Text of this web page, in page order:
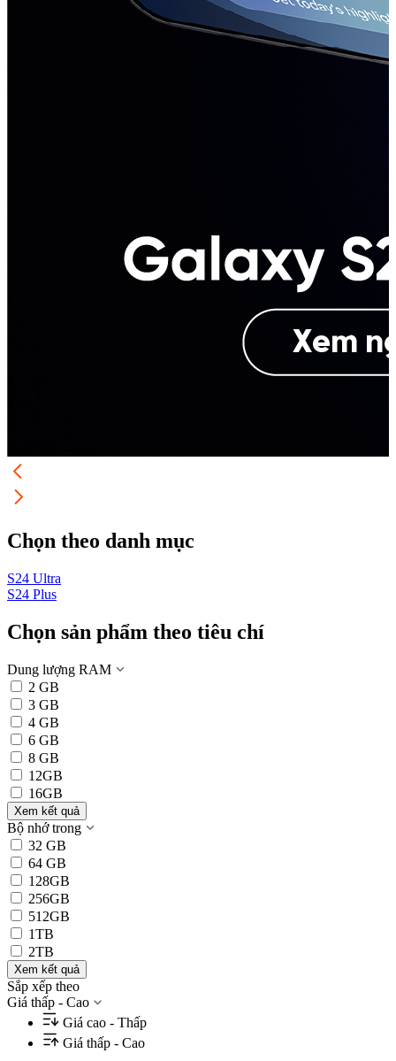
Chọn theo danh mục
S24 Ultra
S24 Plus
Chọn sản phẩm theo tiêu chí
Dung lượng RAM
2 GB
3 GB
4 GB
6 GB
8 GB
12GB
16GB
Xem kết quả
Bộ nhớ trong
32 GB
64 GB
128GB
256GB
512GB
1TB
2TB
Xem kết quả
Sắp xếp theo
Giá thấp - Cao
Giá cao - Thấp
Giá thấp - Cao